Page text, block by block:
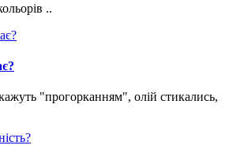
..
"прогорканням", олій стикались,